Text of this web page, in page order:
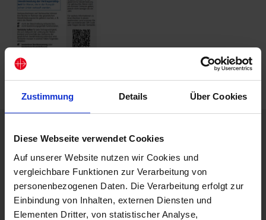
Zustimmung Details Über Cookies
Diese Webseite verwendet Cookies
Auf unserer Website nutzen wir Cookies und
vergleichbare Funktionen zur Verarbeitung von
personenbezogenen Daten. Die Verarbeitung erfolgt zur
Einbindung von Inhalten, externen Diensten und
Elementen Dritter, von statistischer Analyse,
Beschreibung
sind eine Reihe für Kinder im Vorschulalter, in der viele
beeindruckende Geschehnisse aus der Bibel kindgerecht
aufbereitet werden.
Best.-Nr.: 5122